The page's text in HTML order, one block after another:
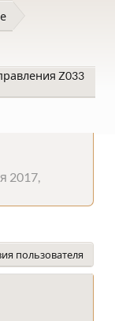
Z033
2017,
пользователя